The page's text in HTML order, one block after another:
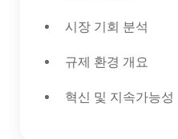
시장 기회 분석
규제 환경 개요
혁신 및 지속가능성